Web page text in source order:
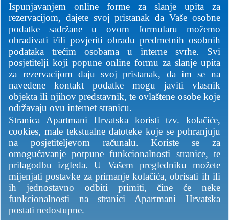
Ispunjavanjem online forme za slanje upita za
rezervacijom, dajete svoj pristanak da Vaše osobne
podatke sadržane u ovom formularu možemo
obrađivati i/ili povjeriti obradu predmetnih osobnih
podataka trećim osobama u interne svrhe. Svi
posjetitelji koji popune online formu za slanje upita
za rezervacijom daju svoj pristanak, da im se na
navedene kontakt podatke mogu javiti vlasnik
objekta ili njihov predstavnik, te ovlaštene osobe koje
održavaju ovu internet stranicu.
Stranica Apartmani Hrvatska koristi tzv. kolačiće,
cookies, male tekstualne datoteke koje se pohranjuju
na posjetiteljevom računalu. Koriste se za
omogućavanje potpune funkcionalnosti stranice, te
prilagodbu izgleda. U Vašem pregledniku možete
mijenjati postavke za primanje kolačića, obrisati ih ili
ih jednostavno odbiti primiti, čine će neke
funkcionalnosti na stranici Apartmani Hrvatska
postati nedostupne.